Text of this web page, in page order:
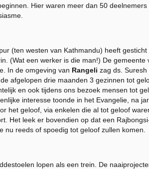
Hier waren meer dan 50
(ten westen van Kathmandu) heeft gesticht
(Wat een werker is die man!) De
In de omgeving van Rangeli zag ds.
afgelopen drie maanden 3 gezinnen tot
en ook tijdens ons bezoek mensen tot
interesse toonde in het Evangelie, na
het geloof, via enkelen die al tot geloof
Het leek er bovendien op dat een
reeds of spoedig tot geloof zullen komen.
lopen als een trein. De